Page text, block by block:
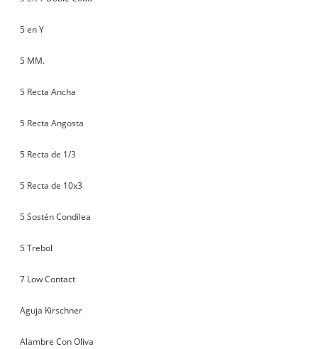
5 en Y
5 MM.
5 Recta Ancha
5 Recta Angosta
5 Recta de 1/3
5 Recta de 10x3
5 Sostén Condilea
5 Trebol
7 Low Contact
Aguja Kirschner
Alambre Con Oliva